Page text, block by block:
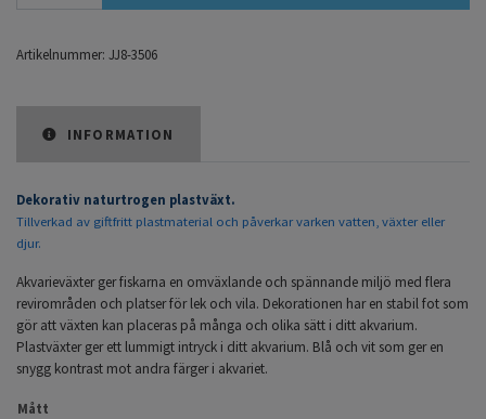
Artikelnummer: JJ8-3506
INFORMATION
Dekorativ naturtrogen plastväxt.
Tillverkad av giftfritt plastmaterial och påverkar varken vatten, växter eller
djur.
Akvarieväxter ger fiskarna en omväxlande och spännande miljö med flera
revirområden och platser för lek och vila. Dekorationen har en stabil fot som
gör att växten kan placeras på många och olika sätt i ditt akvarium.
Plastväxter ger ett lummigt intryck i ditt akvarium. Blå och vit som ger en
snygg kontrast mot andra färger i akvariet.
Mått